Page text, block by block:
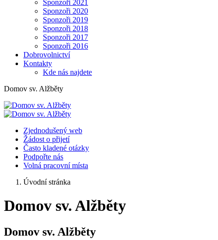
Sponzoři 2021
Sponzoři 2020
Sponzoři 2019
Sponzoři 2018
Sponzoři 2017
Sponzoři 2016
Dobrovolnictví
Kontakty
Kde nás najdete
Domov sv. Alžběty
Zjednodušený web
Žádost o přijetí
Často kladené otázky
Podpořte nás
Volná pracovní místa
Úvodní stránka
Domov sv. Alžběty
Domov sv. Alžběty